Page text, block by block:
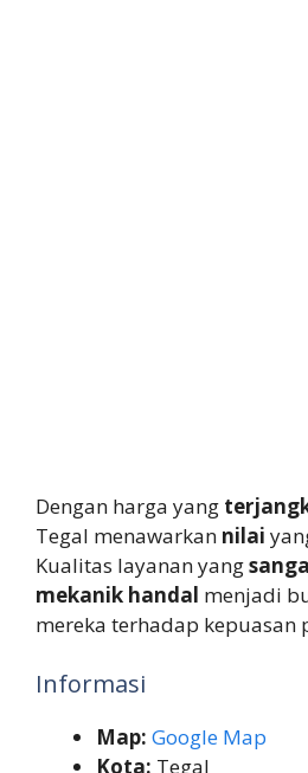
Dengan harga yang
Tegal menawarkan nilai
Kualitas layanan yang
mekanik handal menjadi
mereka terhadap kepuasan
Informasi
Map: Google Map
Kota: Tegal